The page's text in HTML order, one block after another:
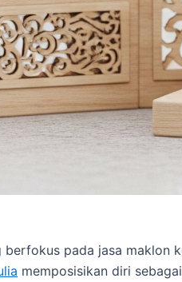
berfokus pada jasa maklon
memposisikan diri